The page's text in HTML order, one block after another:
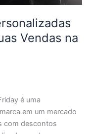
Vendas na
é uma
em um mercado
com descontos